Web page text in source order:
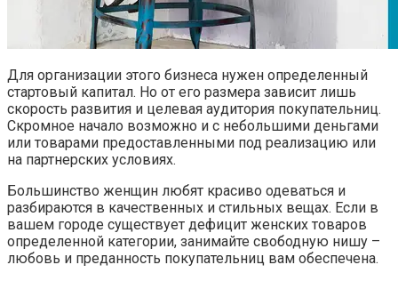
Для организации этого бизнеса нужен определенный
стартовый капитал. Но от его размера зависит лишь
скорость развития и целевая аудитория покупательниц.
Скромное начало возможно и с небольшими деньгами
или товарами предоставленными под реализацию или
на партнерских условиях.
Большинство женщин любят красиво одеваться и
разбираются в качественных и стильных вещах. Если в
вашем городе существует дефицит женских товаров
определенной категории, занимайте свободную нишу –
любовь и преданность покупательниц вам обеспечена.